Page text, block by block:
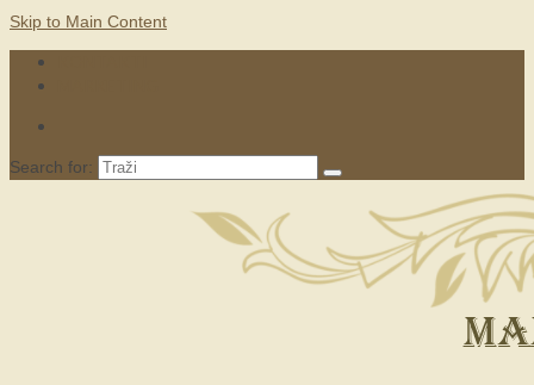
Skip to Main Content
Search for: